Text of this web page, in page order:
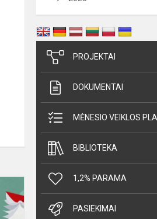
Studijos
VDU
PROJEKTAI
DOKUMENTAI
MĖNESIO VEIKLOS
BIBLIOTEKA
1,2% PARAMA
PASIEKIMAI